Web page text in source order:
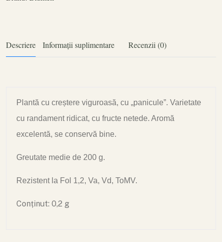
Descriere Informații suplimentare Recenzii (0)
Plantă cu creștere viguroasă, cu „panicule”. Varietate
cu randament ridicat, cu fructe netede. Aromă
excelentă, se conservă bine.
Greutate medie de 200 g.
Rezistent la Fol 1,2, Va, Vd, ToMV.
Conținut: 0,2 g